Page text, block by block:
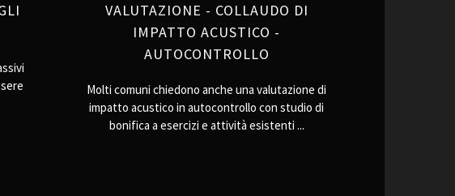
VALUTAZIONE - COLLAUDO DI
IMPATTO ACUSTICO -
AUTOCONTROLLO
Molti comuni chiedono anche una valutazione di
impatto acustico in autocontrollo con studio di
bonifica a esercizi e attività esistenti ...